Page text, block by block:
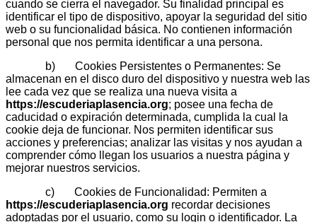
cuando se cierra el navegador. Su finalidad principal es
identificar el tipo de dispositivo, apoyar la seguridad del sitio
web o su funcionalidad básica. No contienen información
personal que nos permita identificar a una persona.
b) Cookies Persistentes o Permanentes: Se
almacenan en el disco duro del dispositivo y nuestra web las
lee cada vez que se realiza una nueva visita a
https://escuderiaplasencia.org; posee una fecha de
caducidad o expiración determinada, cumplida la cual la
cookie deja de funcionar. Nos permiten identificar sus
acciones y preferencias; analizar las visitas y nos ayudan a
comprender cómo llegan los usuarios a nuestra página y
mejorar nuestros servicios.
c) Cookies de Funcionalidad: Permiten a
https://escuderiaplasencia.org recordar decisiones
adoptadas por el usuario, como su login o identificador. La